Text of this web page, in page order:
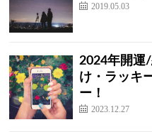
2019.05.03
2024年開運
け・ラッキ
ー！
2023.12.27